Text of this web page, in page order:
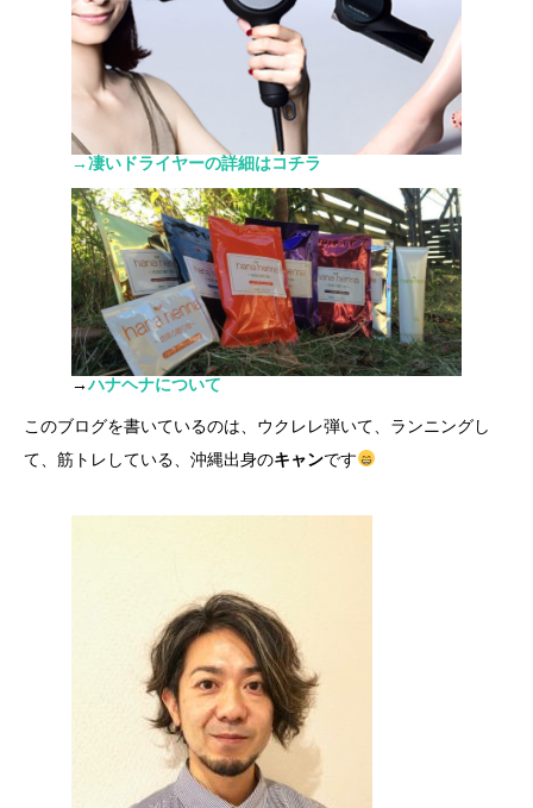
→凄いドライヤーの詳細はコチラ
→ハナヘナについて
このブログを書いているのは、ウクレレ弾いて、ランニングし
て、筋トレしている、沖縄出身のキャンです